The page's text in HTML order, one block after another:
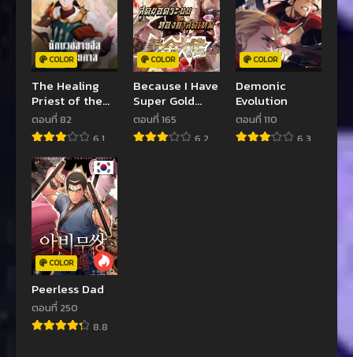
COLOR
The Healing
Priest of the
Sun
ตอนที่ 82
6.1
COLOR
Because I Have
Super Gold
System
ตอนที่ 165
6.2
COLOR
Demonic
Evolution
ตอนที่ 110
6.3
COLOR
Peerless Dad
ตอนที่ 250
8.8